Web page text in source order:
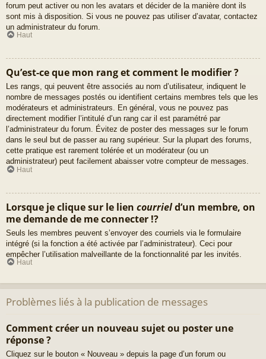
forum peut activer ou non les avatars et décider de la manière dont ils
sont mis à disposition. Si vous ne pouvez pas utiliser d’avatar, contactez
un administrateur du forum.
Haut
Qu’est-ce que mon rang et comment le modifier ?
Les rangs, qui peuvent être associés au nom d’utilisateur, indiquent le
nombre de messages postés ou identifient certains membres tels que les
modérateurs et administrateurs. En général, vous ne pouvez pas
directement modifier l’intitulé d’un rang car il est paramétré par
l’administrateur du forum. Évitez de poster des messages sur le forum
dans le seul but de passer au rang supérieur. Sur la plupart des forums,
cette pratique est rarement tolérée et un modérateur (ou un
administrateur) peut facilement abaisser votre compteur de messages.
Haut
Lorsque je clique sur le lien courrield’un membre, on
me demande de me connecter !?
Seuls les membres peuvent s’envoyer des courriels via le formulaire
intégré (si la fonction a été activée par l’administrateur). Ceci pour
empêcher l’utilisation malveillante de la fonctionnalité par les invités.
Haut
Problèmes liés à la publication de messages
Comment créer un nouveau sujet ou poster une
réponse ?
Cliquez sur le bouton « Nouveau » depuis la page d’un forum ou